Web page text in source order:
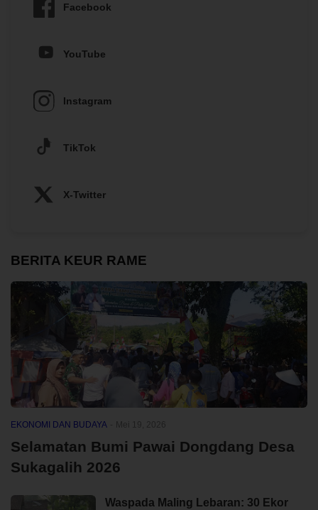
Facebook
YouTube
Instagram
TikTok
X-Twitter
BERITA KEUR RAME
EKONOMI DAN BUDAYA
Selamatan Bumi Pawai Dongdang Desa
Sukagalih 2026
Waspada Maling Lebaran: 30 Ekor